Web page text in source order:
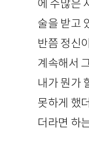
에 수많은
술을 받고
반쯤 정신
계속해서
내가 뭔가
못하게 했
더라면 하